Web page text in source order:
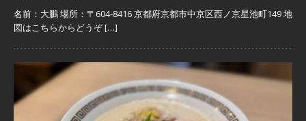
名前：大鵬 場所：〒604-8416 京都府京都市中京区西ノ京星池町149 地
図はこちらからどうぞ[…]